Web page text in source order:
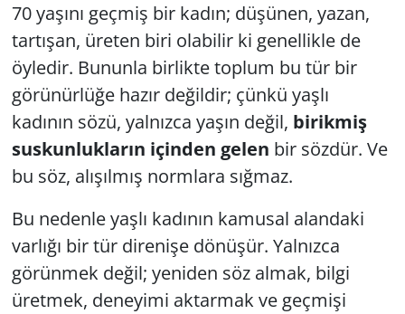
70 yaşını geçmiş bir kadın; düşünen, yazan,
tartışan, üreten biri olabilir ki genellikle de
öyledir. Bununla birlikte toplum bu tür bir
görünürlüğe hazır değildir; çünkü yaşlı
kadının sözü, yalnızca yaşın değil, birikmiş
suskunlukların içinden gelen bir sözdür. Ve
bu söz, alışılmış normlara sığmaz.
Bu nedenle yaşlı kadının kamusal alandaki
varlığı bir tür direnişe dönüşür. Yalnızca
görünmek değil; yeniden söz almak, bilgi
üretmek, deneyimi aktarmak ve geçmişi